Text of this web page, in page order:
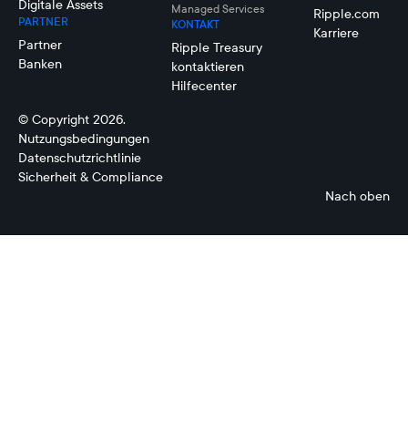
Digitale Assets
PARTNER
Partner
Banken
Managed Services
KONTAKT
Ripple Treasury
kontaktieren
Hilfecenter
Ripple.com
Karriere
© Copyright 2026.
Nutzungsbedingungen
Datenschutzrichtlinie
Sicherheit & Compliance
Nach oben